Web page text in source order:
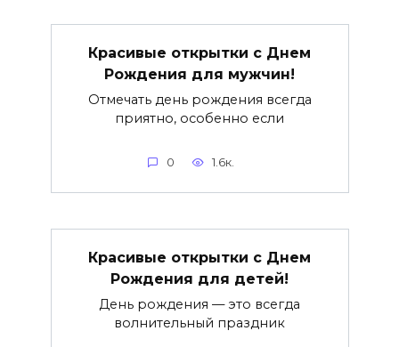
Красивые открытки c Днем
Рождения для мужчин!
Отмечать день рождения всегда
приятно, особенно если
0 1.6к.
Красивые открытки c Днем
Рождения для детей!
День рождения — это всегда
волнительный праздник